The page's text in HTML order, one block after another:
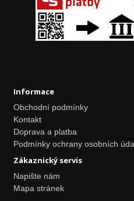
Informace
Obchodní podmínky
Kontakt
Doprava a platba
Podmínky ochrany osobních
Zákaznický servis
Napište nám
Mapa stránek